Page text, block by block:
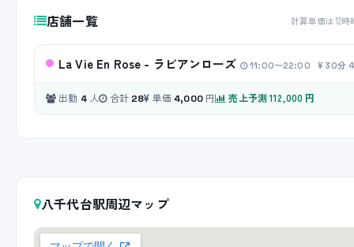
店舗一覧 計算単価は12
La Vie En Rose - ラビアンローズ 11:00〜22:00 30分
出勤 4人 合計 28 単価 4,000円 売上予測 112,000 円
八千代台駅周辺マップ